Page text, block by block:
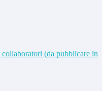
(da pubblicare in